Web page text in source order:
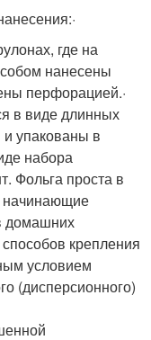
где на
нанесены
перфорацией.·
в виде длинных
упакованы в
набора
Фольга проста в
начинающие
домашних
крепления
условием
(дисперсионного)